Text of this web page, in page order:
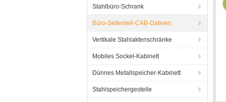
Stahlbüro-Schrank
Büro-Seitenteil-CAB-Dateien
Vertikale Stahlaktenschränke
Mobiles Sockel-Kabinett
Dünnes Metallspeicher-Kabinett
Stahlspeichergestelle